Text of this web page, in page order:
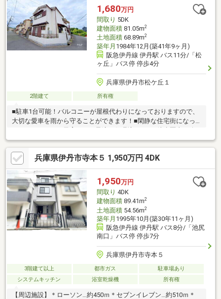
約380ｍ・伊丹市立松崎中学校 約460ｍ・イズミヤショッピング
センター昆陽 約390ｍ
1,680万円
間取り 5DK
建物面積81.05m2
土地面積68.89m2
築年月 1984年12月(築41年9ヶ月)
阪急伊丹線 伊丹駅 バス11分/「松
ヶ丘」バス停 停歩4分
兵庫県伊丹市松ケ丘１
2階建て 所有権
■駐車1台可能！バルコニーが屋根代わりになっておりますので、
大切な愛車を雨から守ることができます！■閑静な住宅街になっ
ておりますので、子育てにも最適な住環境です！■徒歩圏内に公
園がございますので、お子様にも喜ばれそうです！■自然環境・
住環境・利便性のバランスの良いエリアです！■全居室続き間に
することができますので、広さを感じることができます！■北西
角地ですので、陽当り・通風良好で、開放感のあるお住まいにな
っております！～周辺施設～稲野小学校・・・徒歩16分（1280
ｍ）西中学校・・・徒歩21分（1680ｍ）イオンスタイル伊丹昆
陽・・・徒歩11分（880ｍ
兵庫県伊丹市寺本５ 1,950万円 4DK
1,950万円
間取り 4DK
建物面積89.41m2
土地面積54.56m2
築年月 1995年10月(築30年11ヶ月)
阪急伊丹線 伊丹駅 バス8分/「池尻
南口」バス停 停歩7分
兵庫県伊丹市寺本５
3階建て以上 都市ガス
駐車場あり
システムキッチン
浴室乾燥機 所有権
【周辺施設】＊ローソン…約450ｍ＊セブンイレブン…約510ｍ＊